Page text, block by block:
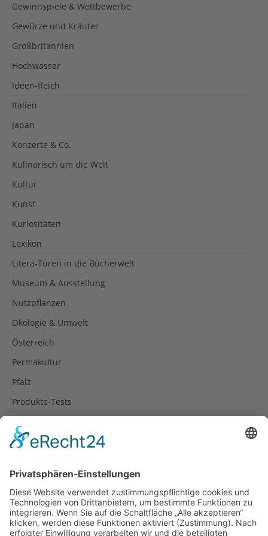
Gewinnspiele & Wettbewerbe
Gewürze und Kräuter
Großbritannien
Hochwasser
Ideen-Reich
Italien
Japan
Konzerte & Co.
Kulinarisch um die Welt
Kultur
Kunst
Kuriositäten
Lexikon
Litera-Türen in die Bücherwelt
Museum & Ausstellung
Nutzpflanzen
Ökologie & Umwelt
Österreich
Permakultur
Pfalz
Produkte-Tests
Rezepte
Spanien
Südtirol
USA